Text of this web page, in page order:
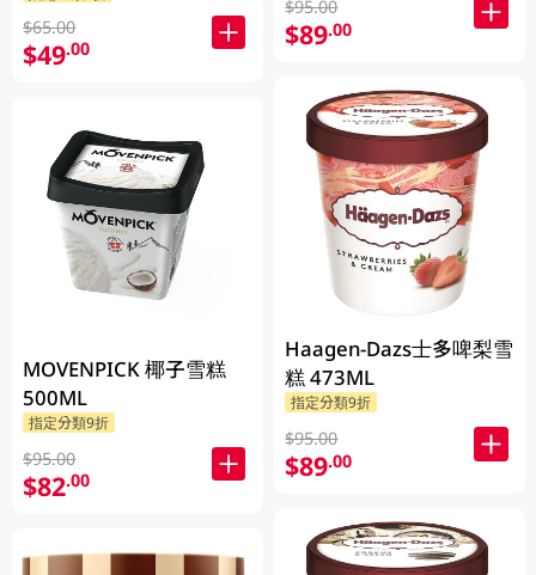
$65.00
$49.00
MOVENPICK 椰子雪糕
500ML
指定分類9折
$95.00
$82.00
$95.00
$89.00
Haagen-Dazs士多啤梨雪
糕 473ML
指定分類9折
$95.00
$89.00